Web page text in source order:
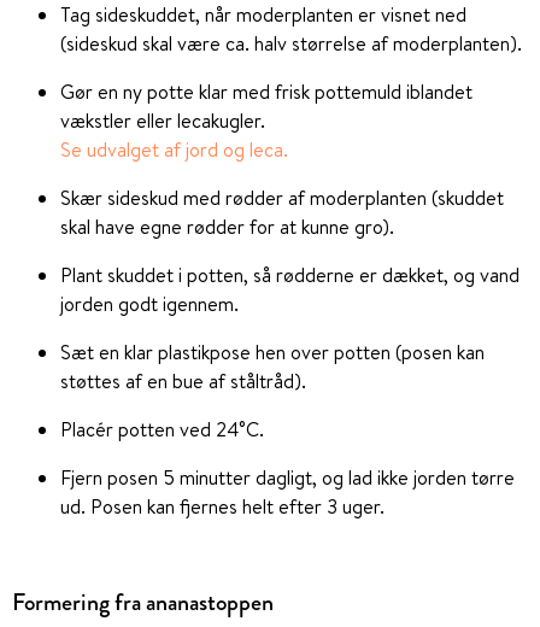
Tag sideskuddet, når moderplanten er visnet ned
(sideskud skal være ca. halv størrelse af moderplanten).
Gør en ny potte klar med frisk pottemuld iblandet
vækstler eller lecakugler.
Se udvalget af jord og leca.
Skær sideskud med rødder af moderplanten (skuddet
skal have egne rødder for at kunne gro).
Plant skuddet i potten, så rødderne er dækket, og vand
jorden godt igennem.
Sæt en klar plastikpose hen over potten (posen kan
støttes af en bue af ståltråd).
Placér potten ved 24°C.
Fjern posen 5 minutter dagligt, og lad ikke jorden tørre
ud. Posen kan fjernes helt efter 3 uger.
Formering fra ananastoppen